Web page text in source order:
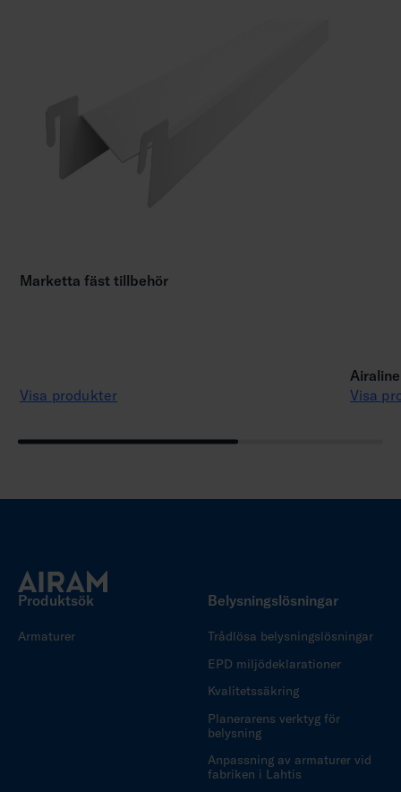
Marketta fäst tillbehör
Visa produkter
Visa
Produktsök
Armaturer
Belysningslösningar
Trådlösa belysningslösningar
EPD miljödeklarationer
Kvalitetssäkring
Planerarens verktyg för
belysning
Anpassning av armaturer vid
fabriken i Lahtis